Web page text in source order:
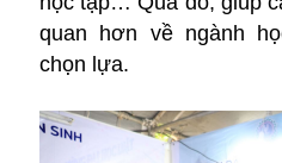
quan hơn về ngành
chọn lựa.